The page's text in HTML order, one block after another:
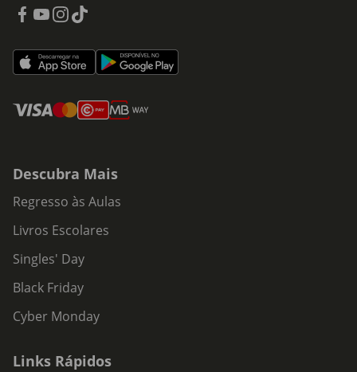
Descubra Mais
Regresso às Aulas
Livros Escolares
Singles' Day
Black Friday
Cyber Monday
Links Rápidos